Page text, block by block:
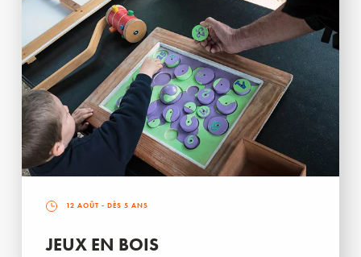
12 AOÛT - DÈS 5 ANS
JEUX EN BOIS